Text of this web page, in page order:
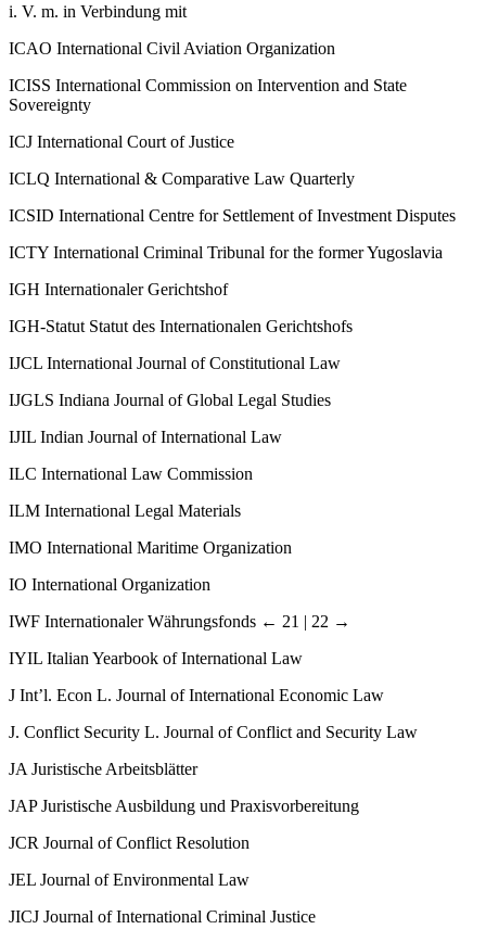
i. V. m. in Verbindung mit
ICAO International Civil Aviation Organization
ICISS International Commission on Intervention and State
Sovereignty
ICJ International Court of Justice
ICLQ International & Comparative Law Quarterly
ICSID International Centre for Settlement of Investment Disputes
ICTY International Criminal Tribunal for the former Yugoslavia
IGH Internationaler Gerichtshof
IGH-Statut Statut des Internationalen Gerichtshofs
IJCL International Journal of Constitutional Law
IJGLS Indiana Journal of Global Legal Studies
IJIL Indian Journal of International Law
ILC International Law Commission
ILM International Legal Materials
IMO International Maritime Organization
IO International Organization
IWF Internationaler Währungsfonds ← 21 | 22 →
IYIL Italian Yearbook of International Law
J Int’l. Econ L. Journal of International Economic Law
J. Conflict Security L. Journal of Conflict and Security Law
JA Juristische Arbeitsblätter
JAPJuristische Ausbildung und Praxisvorbereitung
JCR Journal of Conflict Resolution
JEL Journal of Environmental Law
JICJ Journal of International Criminal Justice